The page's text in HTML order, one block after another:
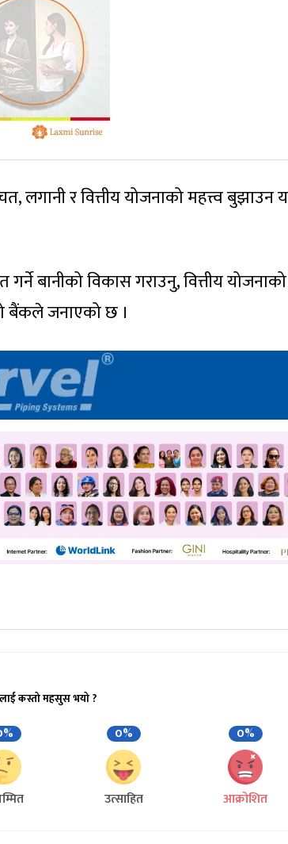
लगानी र वित्तीय योजनाको महत्त्व बुझाउन
बानीको विकास गराउनु, वित्तीय योजनाको
बैंकले जनाएको छ ।
कस्तो महसुस भयो ?
0%
उत्साहित
0%
आक्रोशित